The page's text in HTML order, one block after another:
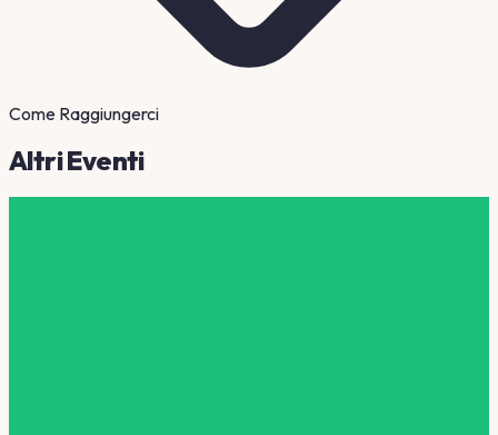
Come Raggiungerci
Altri Eventi